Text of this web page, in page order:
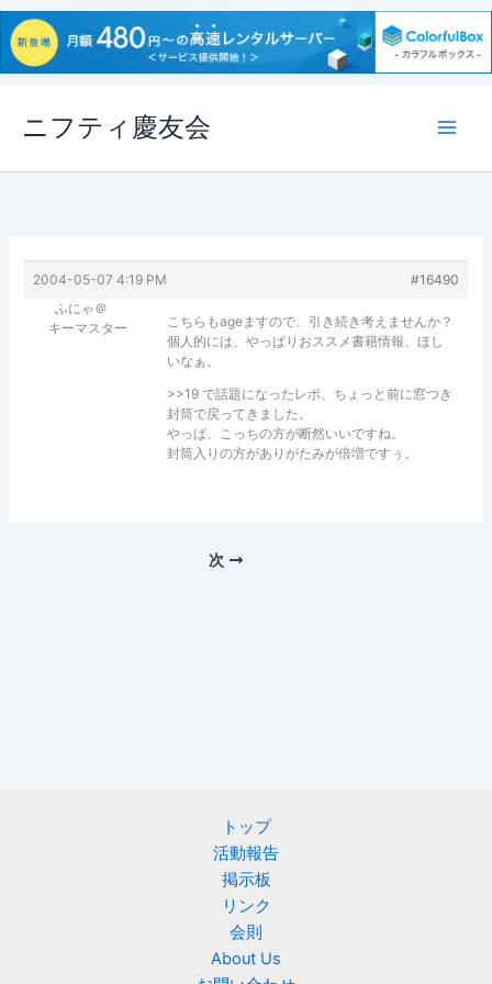
ス
ニフティ慶友会
2004-05-07 4:19 PM
#16490
ふにゃ＠
キーマスター
こちらもageますので、引き続き考えませんか？
個人的には、やっぱりおススメ書籍情報、ほし
いなぁ。
>>19 で話題になったレポ、ちょっと前に窓つき
封筒で戻ってきました。
やっぱ、こっちの方が断然いいですね。
封筒入りの方がありがたみが倍増ですぅ。
次
トップ
活動報告
掲示板
リンク
会則
About Us